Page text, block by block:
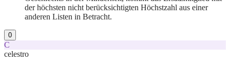
der höchsten nicht berücksichtigten Höchstzahl aus einer
anderen Listen in Betracht.
0
C
celestro